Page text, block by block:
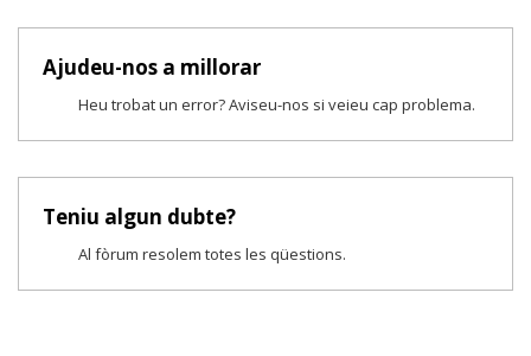
Ajudeu-nos a millorar
Heu trobat un error? Aviseu-nos si veieu cap problema.
Teniu algun dubte?
Al fòrum resolem totes les qüestions.